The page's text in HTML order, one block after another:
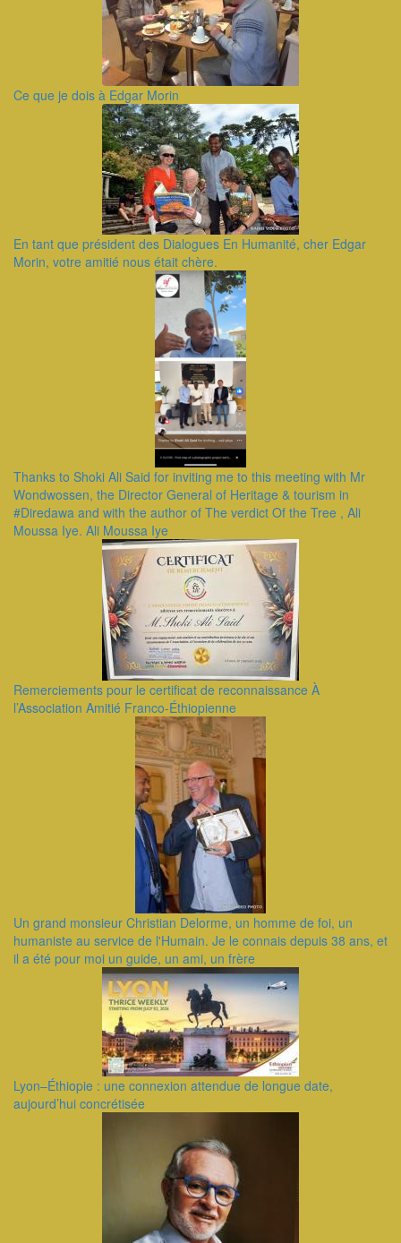
Ce que je dois à Edgar Morin
En tant que président des Dialogues En Humanité, cher Edgar
Morin, votre amitié nous était chère.
Thanks to Shoki Ali Said for inviting me to this meeting with Mr
Wondwossen, the Director General of Heritage & tourism in
#Diredawa and with the author of The verdict Of the Tree , Ali
Moussa Iye. Ali Moussa Iye
Remerciements pour le certificat de reconnaissance À
l’Association Amitié Franco-Éthiopienne
Un grand monsieur Christian Delorme, un homme de foi, un
humaniste au service de l'Humain. Je le connais depuis 38 ans, et
il a été pour moi un guide, un ami, un frère
Lyon–Éthiopie : une connexion attendue de longue date,
aujourd’hui concrétisée